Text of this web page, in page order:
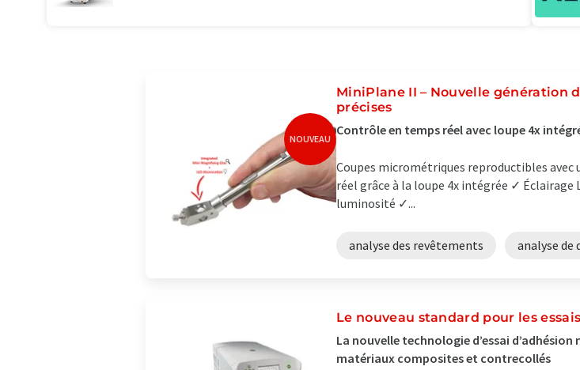
NOUVEAU
MiniPlane II – Nouvelle génération
précises
Contrôle en temps réel avec loupe 4x
Coupes micrométriques reproductibles
réel grâce à la loupe 4x intégrée ✓
luminosité ✓...
analyse des revêtements analyse de
Le nouveau standard pour les
La nouvelle technologie d’essai
matériaux composites et contrecollés